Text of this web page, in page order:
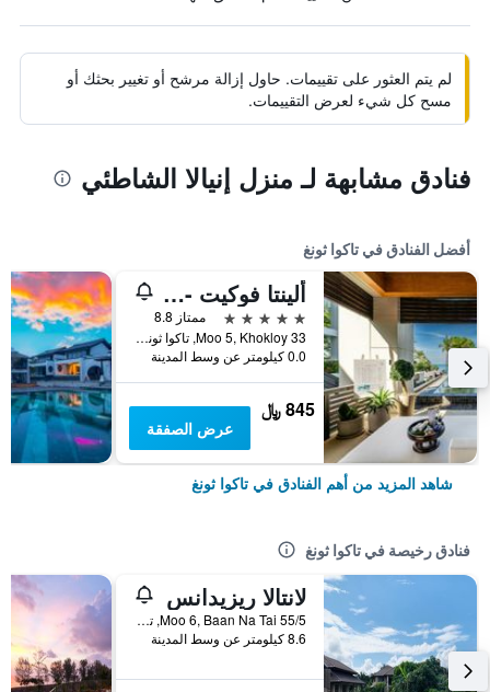
لم يتم العثور على تقييمات. حاول إزالة مرشح أو تغيير بحثك أو
مسح كل شيء لعرض التقييمات.
فنادق مشابهة لـ منزل إنيالا الشاطئي
أفضل الفنادق في تاكوا ثونغ
ألينتا فوكيت - فانج نا - ذا ليدينج هوتلز أوف ذا وورلد
5 نجوم
ممتاز 8.8
33 Moo 5, Khokloy, تاكوا ثونغ, تايلاند
0.0 كيلومتر عن وسط المدينة
845 ﷼
عرض الصفقة
شاهد المزيد من أهم الفنادق في تاكوا ثونغ
فنادق رخيصة في تاكوا ثونغ
لانتالا ريزيدانس
55/5 Moo 6, Baan Na Tai, تاكوا ثونغ, تايلاند
8.6 كيلومتر عن وسط المدينة